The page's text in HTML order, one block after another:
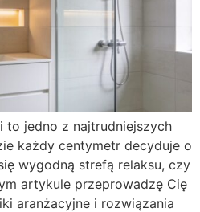
to jedno z najtrudniejszych
każdy centymetr decyduje o
wygodną strefą relaksu, czy
artykule przeprowadzę Cię
aranżacyjne i rozwiązania